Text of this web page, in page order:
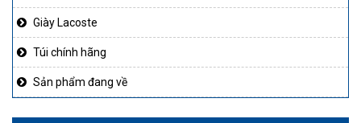
Giày Lacoste
Túi chính hãng
Sản phẩm đang về